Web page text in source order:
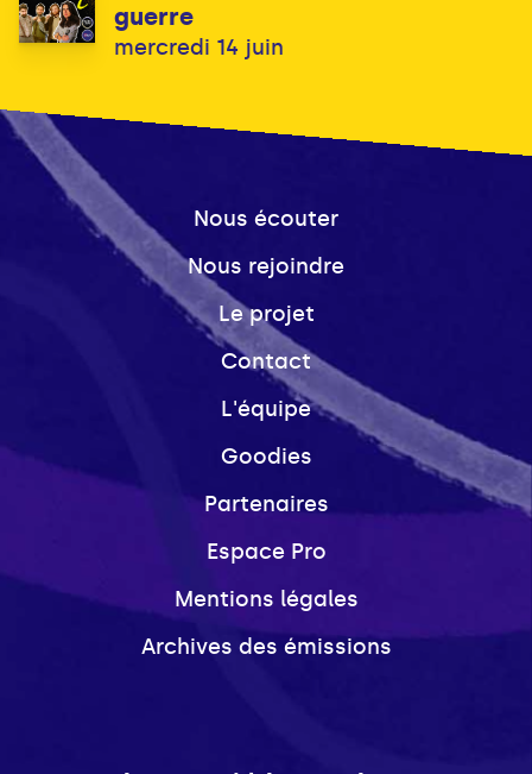
guerre
mercredi 14 juin
Nous écouter
Nous rejoindre
Le projet
Contact
L'équipe
Goodies
Partenaires
Espace Pro
Mentions légales
Archives des émissions